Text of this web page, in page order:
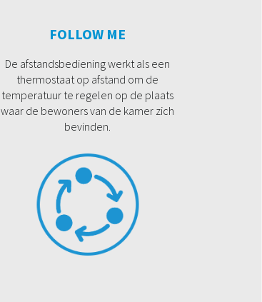
FOLLOW ME
De afstandsbediening werkt als een
thermostaat op afstand om de
temperatuur te regelen op de plaats
waar de bewoners van de kamer zich
bevinden.